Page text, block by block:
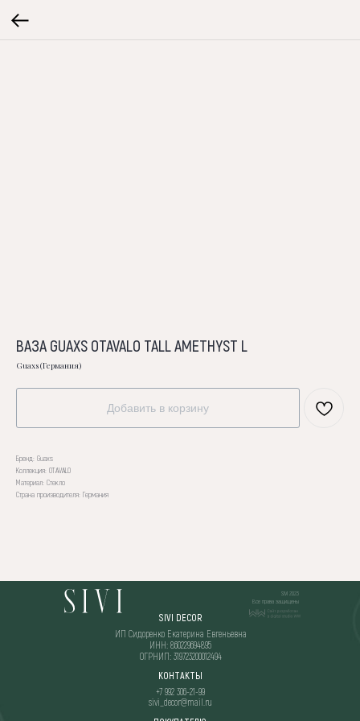
ВАЗА GUAXS OTAVALO TALL AMETHYST L
Guaxs (Германия)
Добавить в корзину
Бренд: Guaxs
Коллекция: OTAVALO
Материал: Стекло
Страна производителя: Германия
SIVI 2023
Все права защищены
SIVI DECOR
ИП Сидоренко Екатерина Евгеньевна
ИНН: 860229694895
ОГРНИП: 319723200012494
КОНТАКТЫ
+7 992 306-21-99
sivi_decor@mail.ru